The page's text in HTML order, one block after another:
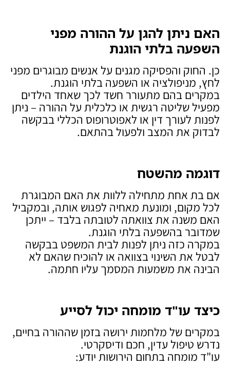
האם ניתן להגן על ההורה מפני
השפעה בלתי הוגנת
כן. החוק והפסיקה מגנים על אנשים מבוגרים מפני
לחץ, מניפולציה או השפעה בלתי הוגנת.
במקרים בהם מתעורר חשד לכך שאחד הילדים
מפעיל שליטה רגשית או כלכלית על ההורה – ניתן
לפנות לעורך דין או לאפוטרופוס הכללי בבקשה
לבדוק את המצב ולפעול בהתאם.
דוגמה מהשטח
אם בת אחת מתחילה ללוות את האם המבוגרת
לכל מקום, ומונעת מאחיה לפגוש אותה, ובמקביל
האם משנה את צוואתה לטובתה בלבד – ייתכן
שמדובר בהשפעה בלתי הוגנת.
במקרה כזה ניתן לפנות לבית המשפט בבקשה
לבטל את השינוי בצוואה או להוכיח שהאם לא
הבינה את משמעות המסמך עליו חתמה.
כיצד עו"ד מומחה יכול לסייע
במקרים של מלחמות ירושה בזמן שההורה בחיים,
נדרש טיפול עדין, חכם ודיסקרטי.
עו"ד מומחה בתחום הירושות יודע: